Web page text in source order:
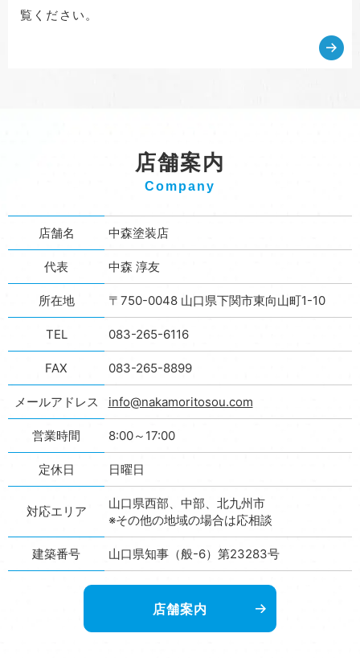
覧ください。
店舗案内
Company
店舗名 中森塗装店
代表 中森 淳友
所在地 〒750-0048 山口県下関市東向山町1-10
TEL 083-265-6116
FAX 083-265-8899
メールアドレス info@nakamoritosou.com
営業時間 8:00～17:00
定休日 日曜日
対応エリア
山口県西部、中部、北九州市
※その他の地域の場合は応相談
建築番号 山口県知事（般-6）第23283号
店舗案内